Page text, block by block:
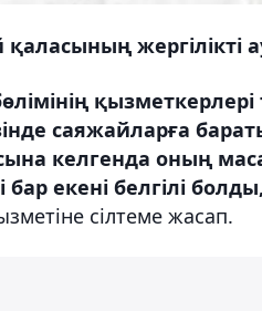
жергілікті
қызметкерлері
саяжайларға
келгенда оның
бар екені белгілі болды,
сілтеме жасап.